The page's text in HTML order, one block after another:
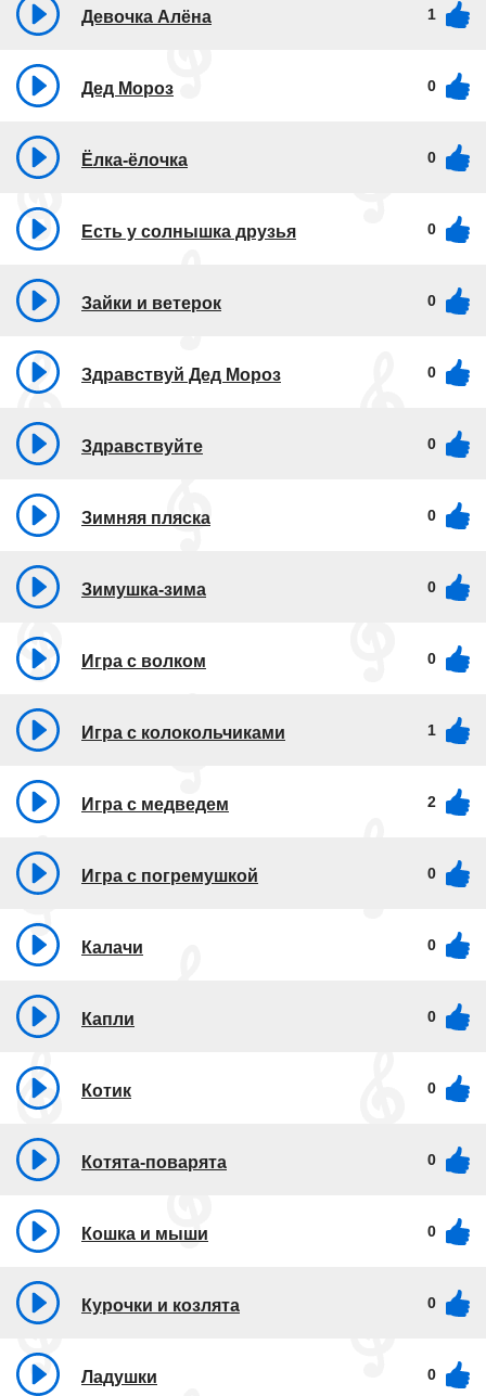
Девочка Алёна 1
Дед Мороз 0
Ёлка-ёлочка 0
Есть у солнышка друзья 0
Зайки и ветерок 0
Здравствуй Дед Мороз 0
Здравствуйте 0
Зимняя пляска 0
Зимушка-зима 0
Игра с волком 0
Игра с колокольчиками 1
Игра с медведем 2
Игра с погремушкой 0
Калачи 0
Капли 0
Котик 0
Котята-поварята 0
Кошка и мыши 0
Курочки и козлята 0
Ладушки 0